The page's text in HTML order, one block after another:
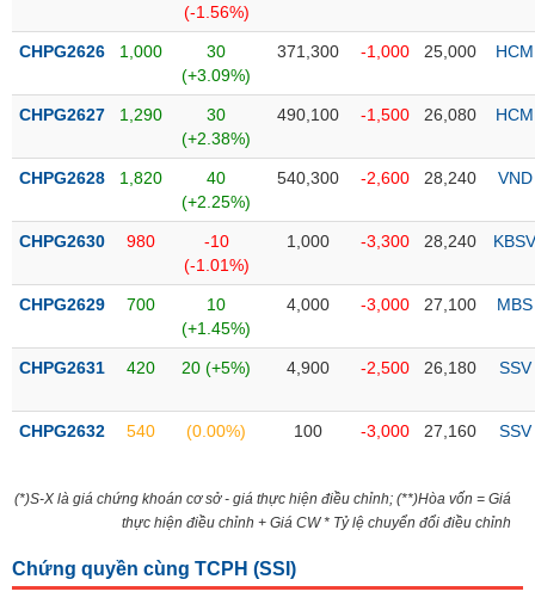
lý
thị
(-1.56%)
CHPG2626 1,000
30
(+3.09%)
371,300 -1,000 25,000 HCM
CHPG2627 1,290
30
(+2.38%)
490,100 -1,500 26,080 HCM
CHPG2628 1,820
40
(+2.25%)
540,300 -2,600 28,240 VND
CHPG2630 980
-10
(-1.01%)
1,000 -3,300 28,240 KBSV
CHPG2629 700
10
(+1.45%)
4,000 -3,000 27,100 MBS
CHPG2631 420 20 (+5%) 4,900 -2,500 26,180 SSV
CHPG2632 540 (0.00%) 100 -3,000 27,160 SSV
(*)S-X là giá chứng khoán cơ sở - giá thực hiện điều chỉnh; (**)Hòa vốn = Giá
thực hiện điều chỉnh + Giá CW * Tỷ lệ chuyển đổi điều chỉnh
Chứng quyền cùng TCPH (SSI )
TIÊU
DÙNG
THIẾT
DÙNG
THIẾT
SỨC
KHỎE